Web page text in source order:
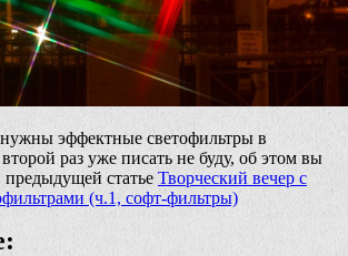
эффектные светофильтры в
раз уже писать не буду, об этом вы
статье Творческий вечер с
(ч.1, софт-фильтры)